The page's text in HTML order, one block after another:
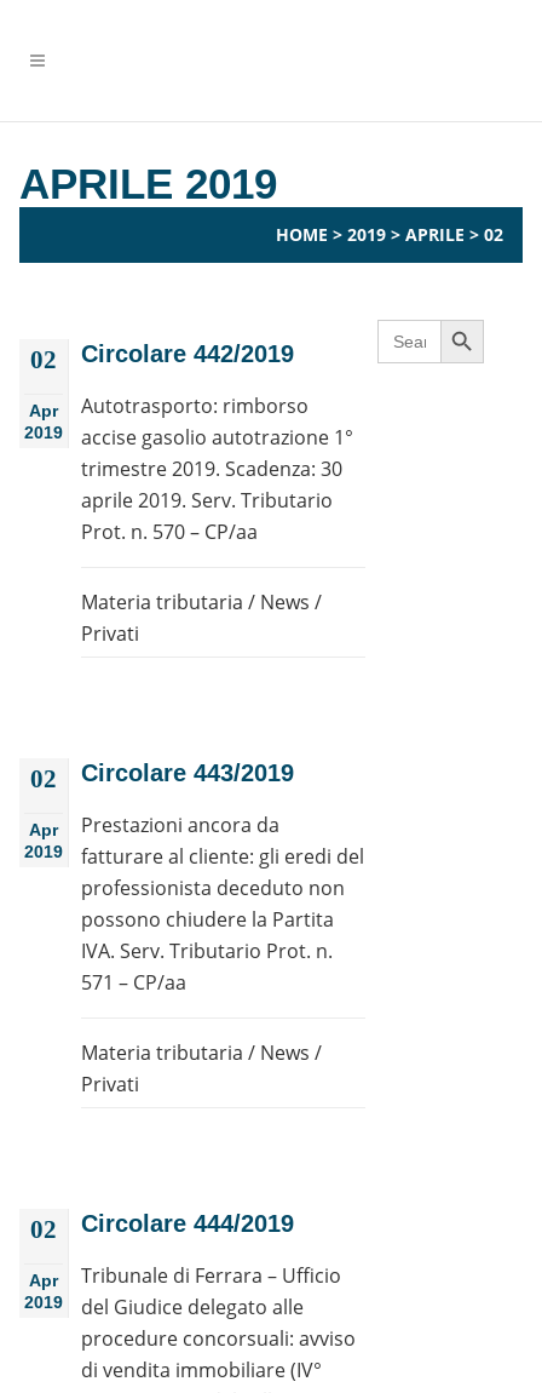
APRILE 2019
HOME > 2019 > APRILE > 02
02
Apr
2019
Circolare 442/2019
Autotrasporto: rimborso
accise gasolio autotrazione 1°
trimestre 2019. Scadenza: 30
aprile 2019. Serv. Tributario
Prot. n. 570 – CP/aa
Materia tributaria / News /
Privati
02
Apr
2019
Circolare 443/2019
Prestazioni ancora da
fatturare al cliente: gli eredi del
professionista deceduto non
possono chiudere la Partita
IVA. Serv. Tributario Prot. n.
571 – CP/aa
Materia tributaria / News /
Privati
02
Apr
2019
Circolare 444/2019
Tribunale di Ferrara – Ufficio
del Giudice delegato alle
procedure concorsuali: avviso
di vendita immobiliare (IV°
Search
for:
Search Button